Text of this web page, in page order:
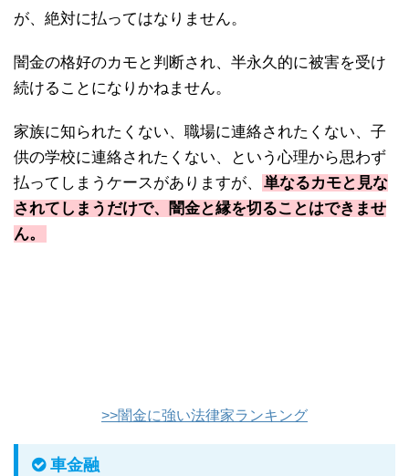
が、絶対に払ってはなりません。
闇金の格好のカモと判断され、半永久的に被害を受け
続けることになりかねません。
家族に知られたくない、職場に連絡されたくない、子
供の学校に連絡されたくない、という心理から思わず
払ってしまうケースがありますが、
単なるカモと見な
されてしまうだけで、闇金と縁を切ることはできませ
ん。
>>闇金に強い法律家ランキング
車金融